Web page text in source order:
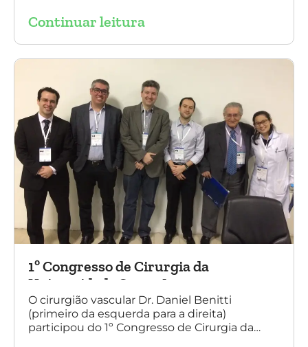
foto, Dr. Daniel Benitti (ao centro) com os
Angiologia e Cirurgia Vascular do Rio Grande
do Sul.
Continuar leitura
1º Congresso de Cirurgia da
Universidade Santo Amaro
O cirurgião vascular Dr. Daniel Benitti
(primeiro da esquerda para a direita)
participou do 1º Congresso de Cirurgia da